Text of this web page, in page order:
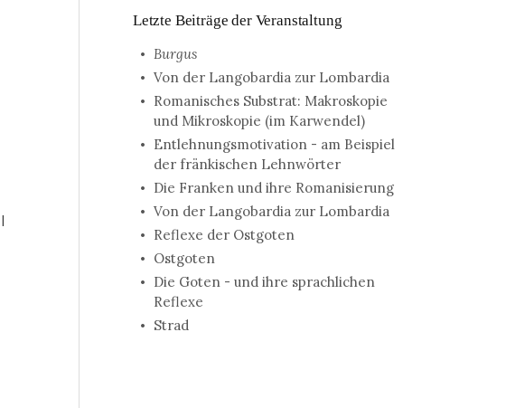
|
Letzte Beiträge der Veranstaltung
Burgus
Von der Langobardia zur Lombardia
Romanisches Substrat: Makroskopie
und Mikroskopie (im Karwendel)
Entlehnungsmotivation - am Beispiel
der fränkischen Lehnwörter
Die Franken und ihre Romanisierung
Von der Langobardia zur Lombardia
Reflexe der Ostgoten
Ostgoten
Die Goten - und ihre sprachlichen
Reflexe
Strad